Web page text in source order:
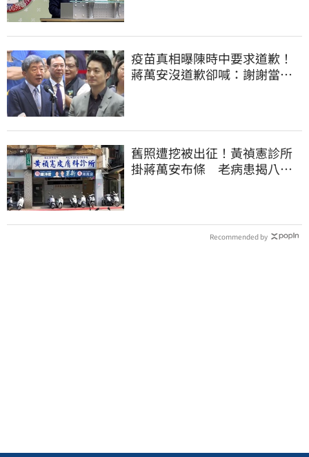
疫苗真相曝陳時中要求道歉！
蔣萬安沒道歉卻喊：謝謝當時
舊照遭挖被出征！黃禎憲診所
掛蔣萬安布條 老病患揭八仙
Recommended by